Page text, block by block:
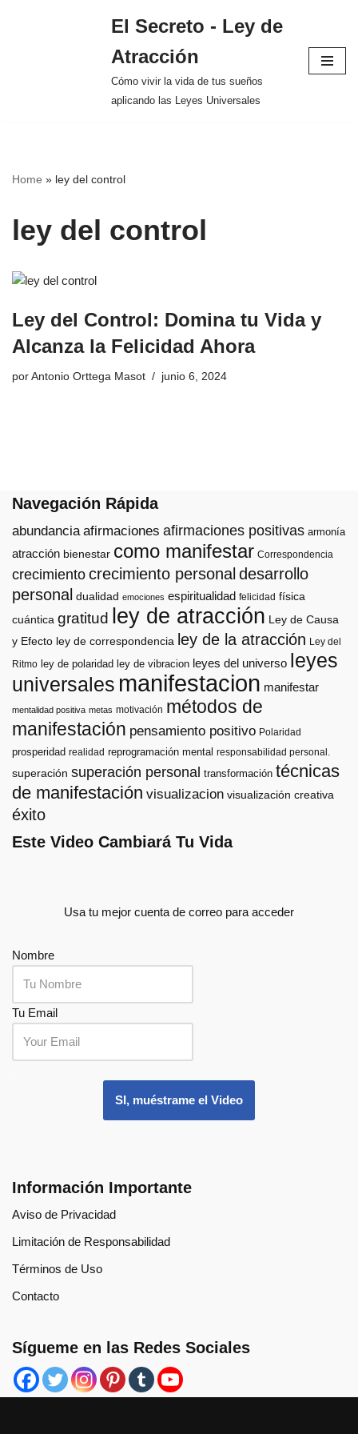
El Secreto - Ley de
Atracción
Cómo vivir la vida de tus sueños
aplicando las Leyes Universales
Home » ley del control
ley del control
Ley del Control: Domina tu Vida y
Alcanza la Felicidad Ahora
por Antonio Orttega Masot junio 6, 2024
Navegación Rápida
abundancia afirmaciones afirmaciones positivas armonía
atracción bienestar como manifestar Correspondencia
crecimiento crecimiento personal desarrollo
personal dualidad emociones espiritualidad felicidad física
cuántica gratitud ley de atracción Ley de Causa
y Efecto ley de correspondencia ley de la atracción Ley del
Ritmo ley de polaridad ley de vibracion leyes del universo
leyes
universales manifestacion manifestar
mentalidad positiva metas motivación métodos de
manifestación pensamiento positivo Polaridad
prosperidad realidad reprogramación mental responsabilidad personal.
superación superación personal transformación técnicas
de manifestación visualizacion visualización creativa
éxito
Este Video Cambiará Tu Vida
Usa tu mejor cuenta de correo para acceder
Nombre
Tu Email
SI, muéstrame el Video
Información Importante
Aviso de Privacidad
Limitación de Responsabilidad
Términos de Uso
Contacto
Sígueme en las Redes Sociales